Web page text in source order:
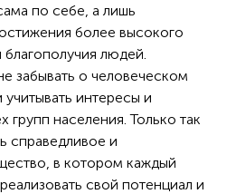
по себе, а лишь
более высокого
людей.
забывать о человеческом
интересы и
групп населения. Только так
справедливое и
в котором каждый
свой потенциал и